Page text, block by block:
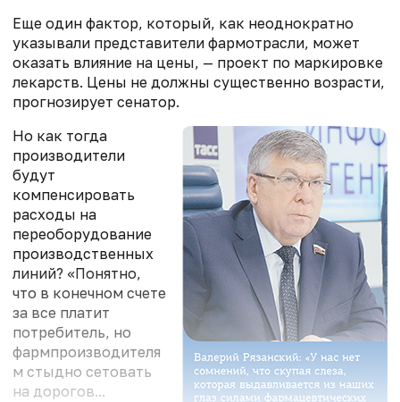
Еще один фактор, который, как неоднократно
указывали представители фармотрасли, может
оказать влияние на цены, — проект по маркировке
лекарств. Цены не должны существенно возрасти,
прогнозирует сенатор.
Но как тогда
производители
будут
компенсировать
расходы на
переоборудование
производственных
линий? «Понятно,
что в конечном счете
за все платит
потребитель, но
фармпроизводителя
м стыдно сетовать
на дорогов...